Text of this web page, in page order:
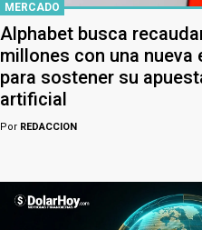
MERCADO
Alphabet busca
millones con una nueva
para sostener su
artificial
Por REDACCION